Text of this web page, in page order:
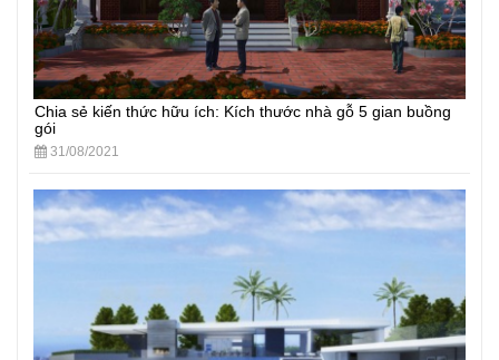
Chia sẻ kiến thức hữu ích: Kích thước nhà gỗ 5 gian buồng
gói
31/08/2021